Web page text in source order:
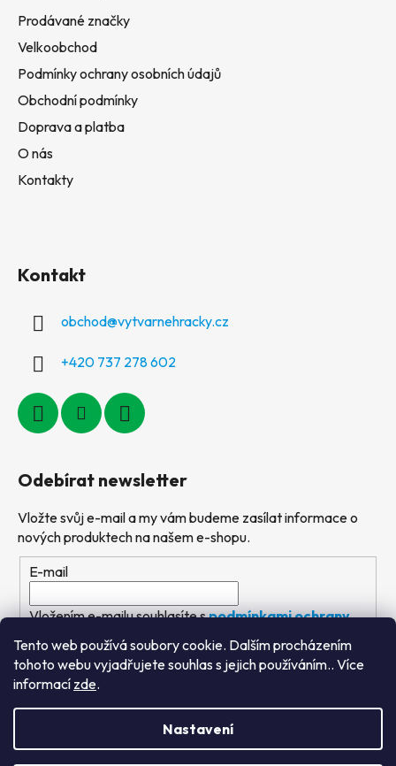
Tento web používá soubory cookie. Dalším procházením
tohoto webu vyjadřujete souhlas s jejich používáním.. Více
informací zde.
Nastavení
Prodávané značky
Velkoobchod
Podmínky ochrany osobních údajů
Obchodní podmínky
Doprava a platba
O nás
Kontakty
Kontakt
obchod@vytvarnehracky.cz
+420 737 278 602
Odebírat newsletter
Vložte svůj e-mail a my vám budeme zasílat informace o
nových produktech na našem e-shopu.
E-mail
Vložením e-mailu souhlasíte spodmínkami ochrany
osobních údajů
PŘIHLÁSIT SE